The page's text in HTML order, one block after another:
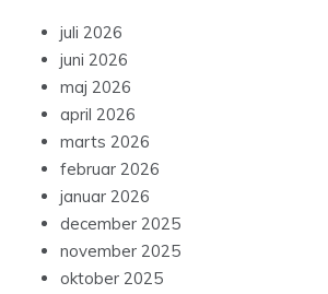
juli 2026
juni 2026
maj 2026
april 2026
marts 2026
februar 2026
januar 2026
december 2025
november 2025
oktober 2025